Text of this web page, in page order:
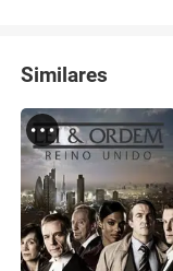
Similares